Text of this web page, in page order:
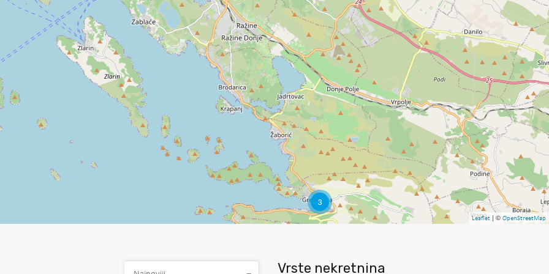
3
Leaflet | ©OpenStreetMap
Vrste nekretnina